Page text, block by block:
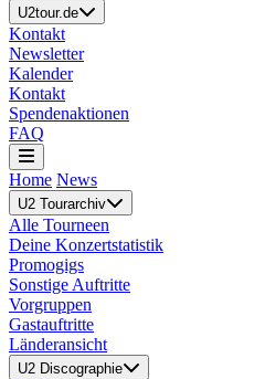
U2tour.de
Kontakt
Newsletter
Kalender
Kontakt
Spendenaktionen
FAQ
Home News
U2 Tourarchiv
Alle Tourneen
Deine Konzertstatistik
Promogigs
Sonstige Auftritte
Vorgruppen
Gastauftritte
Länderansicht
U2 Discographie